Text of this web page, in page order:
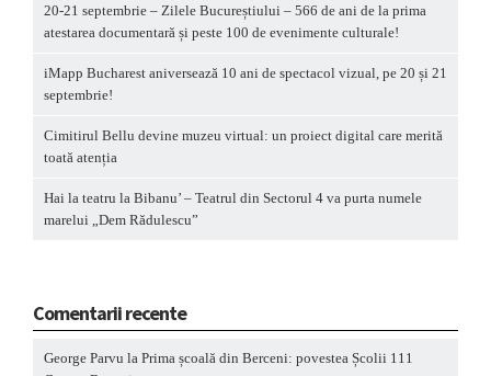
20-21 septembrie – Zilele Bucureștiului – 566 de ani de la prima
atestarea documentară și peste 100 de evenimente culturale!
iMapp Bucharest aniversează 10 ani de spectacol vizual, pe 20 și 21
septembrie!
Cimitirul Bellu devine muzeu virtual: un proiect digital care merită
toată atenția
Hai la teatru la Bibanu’ – Teatrul din Sectorul 4 va purta numele
marelui „Dem Rădulescu”
Comentarii recente
George Parvu la Prima școală din Berceni: povestea Școlii 111